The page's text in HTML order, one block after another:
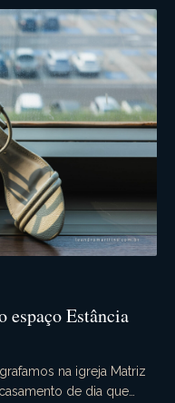
espaço Estância
na igreja Matriz
de dia que